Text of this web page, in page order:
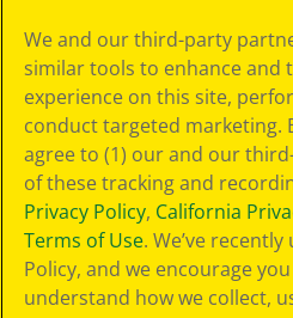
de privacidad
Política de
privacidad
Términos de SMS
GDPR
Aviso de
privacidad de CA
Cookie
Preferences
Condiciones de
uso
We and our third-party
similar tools to enhance and
experience on this site,
conduct targeted marketing.
agree to (1) our and our
of these tracking and
Privacy Policy, California
Terms of Use. We’ve
Policy, and we encourage
understand how we collect,